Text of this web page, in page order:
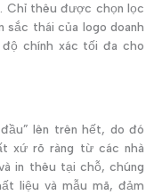
Chỉ thêu được chọn lọc
sắc thái của logo doanh
chính xác tối đa cho
lên trên hết, do đó
xứ rõ ràng từ các nhà
in thêu tại chỗ, chúng
liệu và mẫu mã, đảm